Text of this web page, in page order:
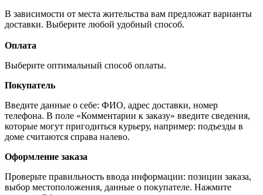
В зависимости от места жительства вам предложат варианты
доставки. Выберите любой удобный способ.
Оплата
Выберите оптимальный способ оплаты.
Покупатель
Введите данные о себе: ФИО, адрес доставки, номер
телефона. В поле «Комментарии к заказу» введите сведения,
которые могут пригодиться курьеру, например: подъезды в
доме считаются справа налево.
Оформление заказа
Проверьте правильность ввода информации: позиции заказа,
выбор местоположения, данные о покупателе. Нажмите